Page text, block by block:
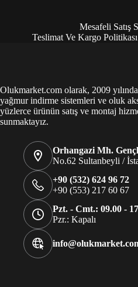
Mesafeli Satış
Teslimat Ve Kargo Politikası
Olukmarket.com olarak, 2009
yağmur indirme sistemleri ve oluk
yüzlerce ürünün satış ve montaj
sunmaktayız.
Orhangazi Mh.
No.62 Sultanbeyli /
+90 (532) 624 96 72
+90 (553) 217 60 67
Pzt. - Cmt.: 09.00 -
Pzr.: Kapalı